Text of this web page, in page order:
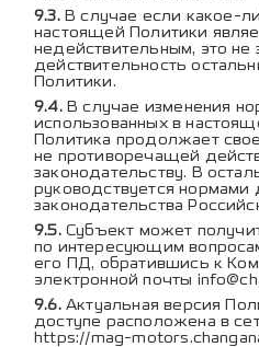
В случае если какое-
настоящей Политики
недействительным, это не
действительность
Политики.
В случае изменения
использованных в
Политика продолжает
не противоречащей
законодательству. В
руководствуется
законодательства
Субъект может
по интересующим
его ПД, обратившись к
электронной почты
Актуальная версия
доступе расположена в
https://mag-